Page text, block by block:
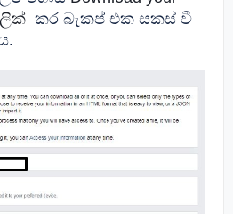
කර බැකප් එක සකස් වී
.